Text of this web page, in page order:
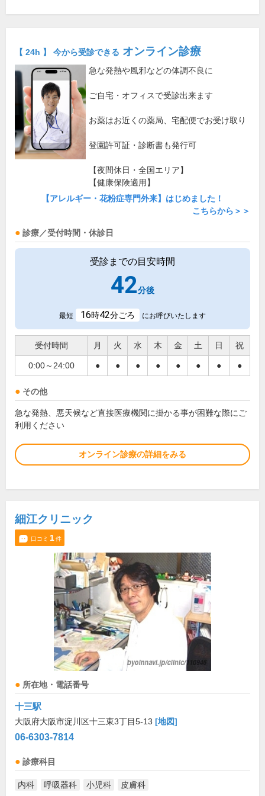
【 24h 】 今から受診できる オンライン診療
急な発熱や風邪などの体調不良に
ご自宅・オフィスで受診出来ます
お薬はお近くの薬局、宅配便でお受け取り
登園許可証・診断書も発行可
【夜間休日・全国エリア】
【健康保険適用】
【アレルギー・花粉症専門外来】はじめました！
こちらから＞＞
診療／受付時間・休診日
受診までの目安時間
42分後
最短 16時42分ごろ にお呼びいたします
受付時間 月 火 水 木 金 土 日 祝
0:00～24:00 ● ● ● ● ● ● ● ●
その他
急な発熱、悪天候など直接医療機関に掛かる事が困難な際にご
利用ください
オンライン診療の詳細をみる
細江クリニック
口コミ 1件
所在地・電話番号
十三駅
大阪府大阪市淀川区十三東3丁目5-13 [地図]
06-6303-7814
診療科目
内科 呼吸器科 小児科 皮膚科